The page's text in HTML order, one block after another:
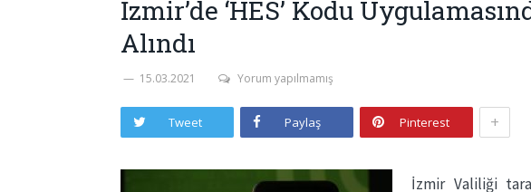
İzmir’de ‘HES’ Kodu
Alındı
15.03.2021 Yorum yapılmamış
Tweet Paylaş Pinterest +
İzmir Valiliği